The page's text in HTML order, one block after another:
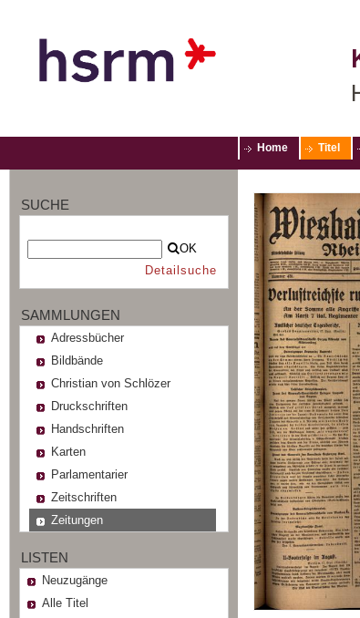
Home Titel
SUCHE
OK
Detailsuche
SAMMLUNGEN
Adressbücher
Bildbände
Christian von Schlözer
Druckschriften
Handschriften
Karten
Parlamentarier
Zeitschriften
Zeitungen
LISTEN
Neuzugänge
Alle Titel